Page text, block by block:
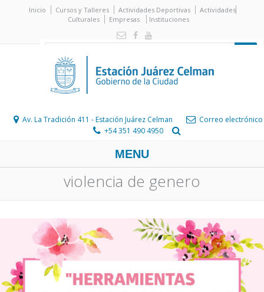
Inicio Cursos y Talleres Actividades Deportivas
Actividades
Culturales
Empresas Instituciones
Av. La Tradición 411 - Estación Juárez Celman
Correo electrónico
+54 351 490 4950
MENU
violencia de genero